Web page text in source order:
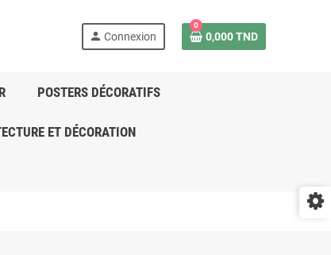
person Connexion
0
0,000 TND
POSTERS DÉCORATIFS
ET DÉCORATION